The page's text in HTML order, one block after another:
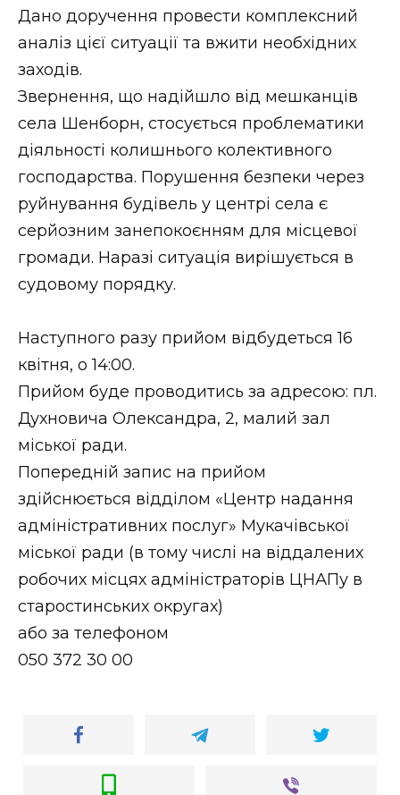
Втрачений Ужгород
Втрачений Ужгород (відеоверсія)
ЗАКАРПАТСЬКІ НОВИНИ
НОВИНИ ЗАХІДНОЇ УКРАЇНИ
ВІДЕО
Дано доручення провести комплексний
аналіз цієї ситуації та вжити необхідних
заходів.
Звернення, що надійшло від мешканців
села Шенборн, стосується проблематики
діяльності колишнього колективного
господарства. Порушення безпеки через
руйнування будівель у центрі села є
серйозним занепокоєнням для місцевої
громади. Наразі ситуація вирішується в
судовому порядку.
Наступного разу прийом відбудеться 16
квітня, о 14:00.
Прийом буде проводитись за адресою: пл.
Духновича Олександра, 2, малий зал
міської ради.
Попередній запис на прийом
здійснюється відділом «Центр надання
адміністративних послуг» Мукачівської
міської ради (в тому числі на віддалених
робочих місцях адміністраторів ЦНАПу в
старостинських округах)
або за телефоном
050 372 30 00